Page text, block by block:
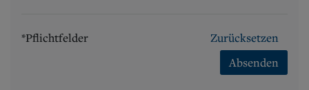
*Pflichtfelder
Zurücksetzen
Absenden